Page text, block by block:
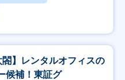
】レンタルオフィスの
候補！東証グ